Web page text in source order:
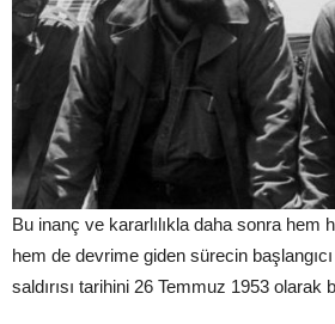
Bu inanç ve kararlılıkla daha sonra hem
hem de devrime giden sürecin
saldırısı tarihini 26 Temmuz 1953 olarak